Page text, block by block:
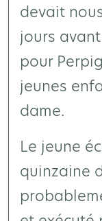
devait
jours
pour
jeunes
dame.
Le jeune
quinzaine